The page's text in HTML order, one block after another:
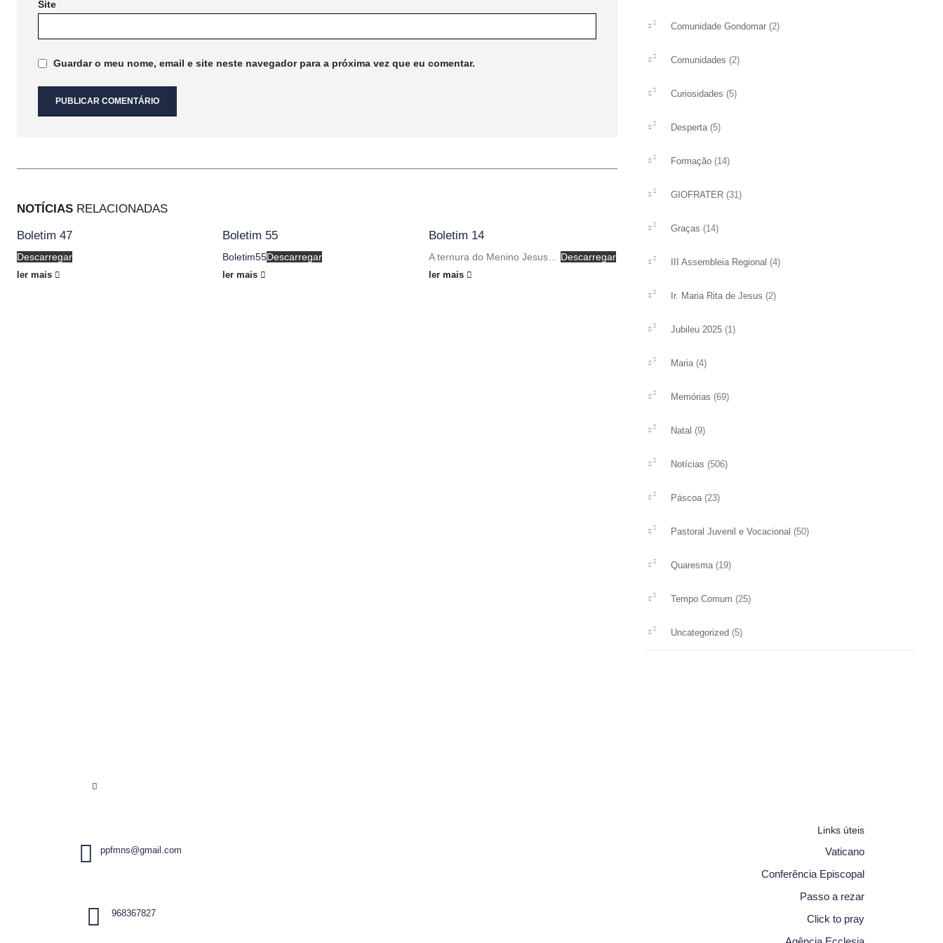
Site
Guardar o meu nome, email e site neste navegador para a próxima vez que eu comentar.
NOTÍCIAS RELACIONADAS
Boletim 47
Descarregar
ler mais
Boletim 55
Boletim55Descarregar
ler mais
Boletim 14
A ternura do Menino Jesus… Descarregar
ler mais
Boletim 53
Boletim53Descarregar
Comunidade Gondomar (2)
Comunidades (2)
Curiosidades (5)
Desperta (5)
Formação (14)
GIOFRATER (31)
Graças (14)
III Assembleia Regional (4)
Ir. Maria Rita de Jesus (2)
Jubileu 2025 (1)
Maria (4)
Memórias (69)
Natal (9)
Notícias (506)
Páscoa (23)
Pastoral Juvenil e Vocacional (50)
Quaresma (19)
Tempo Comum (25)
Uncategorized (5)
ppfmns@gmail.com
968367827
Links úteis
Vaticano
Conferência Episcopal
Passo a rezar
Click to pray